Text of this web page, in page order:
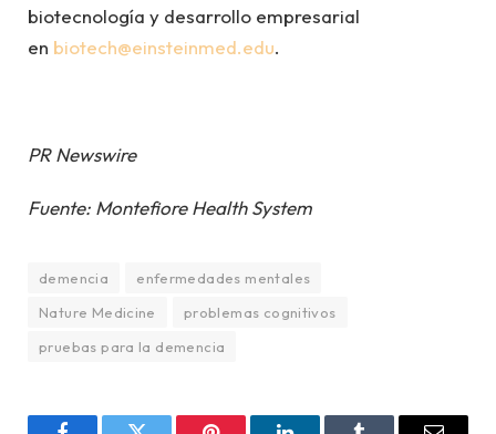
biotecnología y desarrollo empresarial
en biotech@einsteinmed.edu.
PR Newswire
Fuente: Montefiore Health System
demencia
enfermedades mentales
Nature Medicine
problemas cognitivos
pruebas para la demencia